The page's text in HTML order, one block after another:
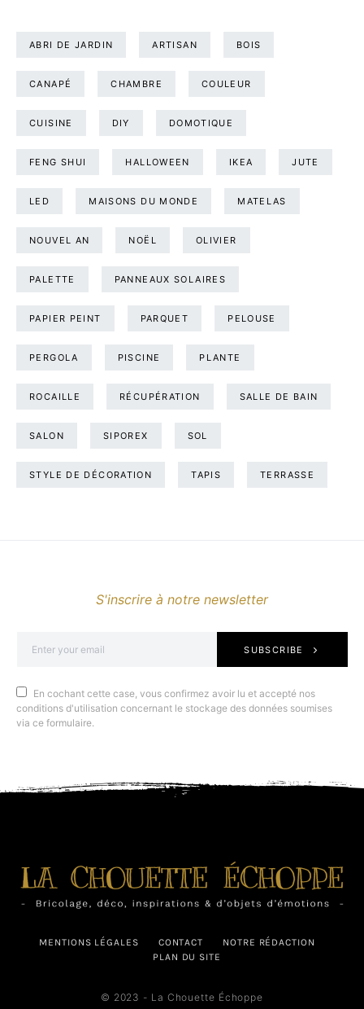
ABRI DE JARDIN ARTISAN BOIS
CANAPÉ CHAMBRE COULEUR
CUISINE DIY DOMOTIQUE
FENG SHUI HALLOWEEN IKEA JUTE
LED MAISONS DU MONDE MATELAS
NOUVEL AN NOËL OLIVIER
PALETTE PANNEAUX SOLAIRES
PAPIER PEINT PARQUET PELOUSE
PERGOLA PISCINE PLANTE
ROCAILLE RÉCUPÉRATION SALLE DE BAIN
SALON SIPOREX SOL
STYLE DE DÉCORATION TAPIS TERRASSE
S'inscrire à notre newsletter
SUBSCRIBE
En cochant cette case, vous confirmez avoir lu et accepté nos
conditions d'utilisation concernant le stockage des données soumises
via ce formulaire.
MENTIONS LÉGALES CONTACT
NOTRE RÉDACTION
PLAN DU SITE
© 2023 - La Chouette Échoppe